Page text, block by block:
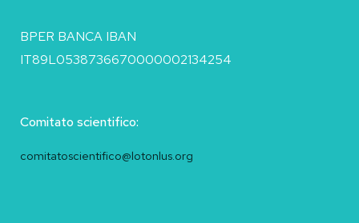
BPER BANCA IBAN
IT89L0538736670000002134254
Comitato scientifico:
comitatoscientifico@lotonlus.org